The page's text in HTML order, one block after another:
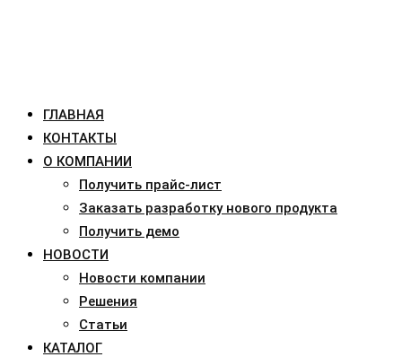
ГЛАВНАЯ
КОНТАКТЫ
О КОМПАНИИ
Получить прайс-лист
Заказать разработку нового продукта
Получить демо
НОВОСТИ
Новости компании
Решения
Статьи
КАТАЛОГ